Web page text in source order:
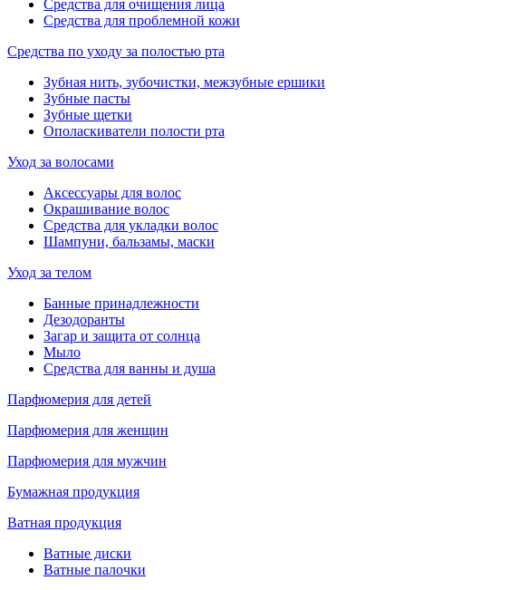
Средства для очищения лица
Средства для проблемной кожи
Средства по уходу за полостью рта
Зубная нить, зубочистки, межзубные ершики
Зубные пасты
Зубные щетки
Ополаскиватели полости рта
Уход за волосами
Аксессуары для волос
Окрашивание волос
Средства для укладки волос
Шампуни, бальзамы, маски
Уход за телом
Банные принадлежности
Дезодоранты
Загар и защита от солнца
Мыло
Средства для ванны и душа
Парфюмерия для детей
Парфюмерия для женщин
Парфюмерия для мужчин
Бумажная продукция
Ватная продукция
Ватные диски
Ватные палочки